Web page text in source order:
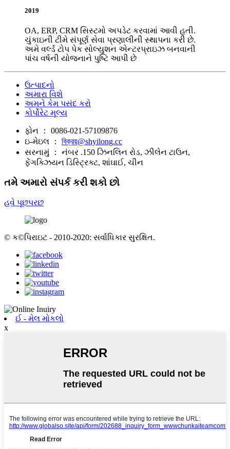
2019
OA, ERP, CRM સિસ્ટમો અપડેટ કરવામાં આવી હતી.
ચુંકાઇની ટીમે સંપૂર્ણ સેવા પ્રણાલીની સ્થાપના કરી છે.
અમે વર્લ્ડ ટોપ પેક સોલ્યુશન એન્ટરપ્રાઇઝ બનવાની
પાંચ વર્ષની યોજનાને પુષ્ટિ આપી છે
ઉત્પાદનો
અમારા વિશે
અમને કેમ પસંદ કરો
કોર્પોરેટ મૂલ્ય
ફોન ：
0086-021-57109876
ઇ-મેઇલ ：
বিক্রয়@shyilong.cc
સરનામું ：
નંબર .150 ઝિનલિન રોડ, ઝીલેન ટાઉન,
ફેંગક્ઝિયન ડિસ્ટ્રિક્ટ, શાંઘાઈ, ચીન
તમે અમારો સંપર્ક કરી શકો છો
હવે પૂછપરછ
© ક©પિરાઇટ - 2010-2020: સર્વાધિકાર સુરક્ષિત.
ઈ - મેલ મોકલો
x